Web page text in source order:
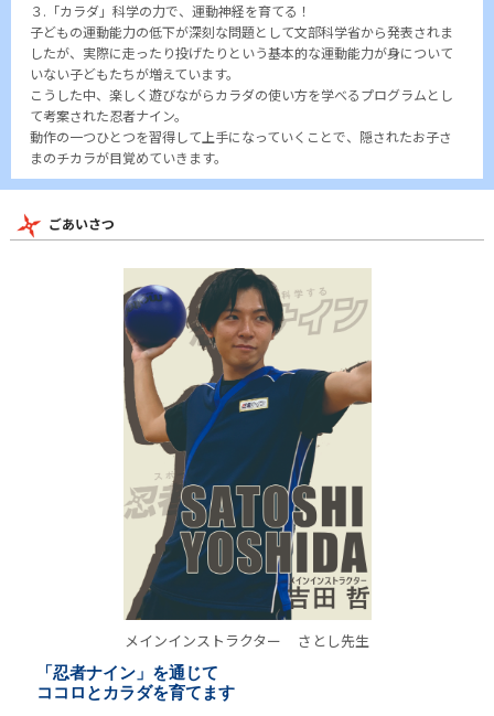
３.「カラダ」科学の力で、運動神経を育てる！
子どもの運動能力の低下が深刻な問題として文部科学省から発表されま
したが、実際に走ったり投げたりという基本的な運動能力が身について
いない子どもたちが増えています。
こうした中、楽しく遊びながらカラダの使い方を学べるプログラムとし
て考案された忍者ナイン。
動作の一つひとつを習得して上手になっていくことで、隠されたお子さ
まのチカラが目覚めていきます。
ごあいさつ
メインインストラクター さとし先生
「忍者ナイン」を通じて
ココロとカラダを育てます